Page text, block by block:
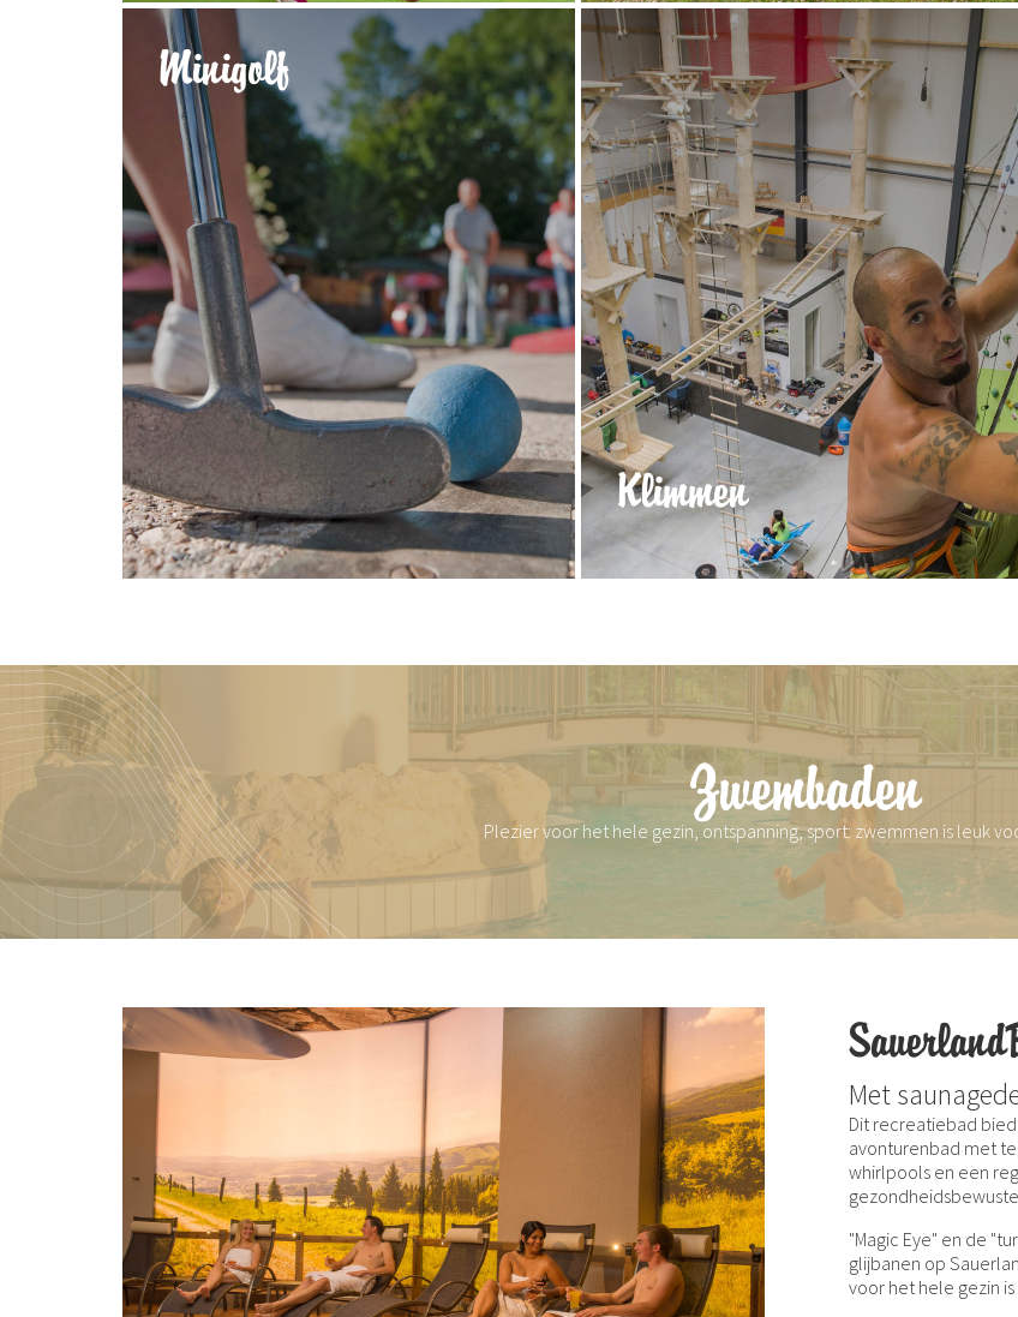
Minigolf
Klimmen
Zwembaden
Plezier voor het hele gezin, ontspanning, sport: zwemmen is leuk
Met
Dit recreatiebad
avonturenbad met
whirlpools en een
"Magic Eye" en de
glijbanen op
voor het hele gezin